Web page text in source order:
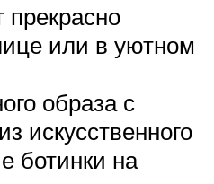
прекрасно
или в уютном
образа с
искусственного
ботинки на